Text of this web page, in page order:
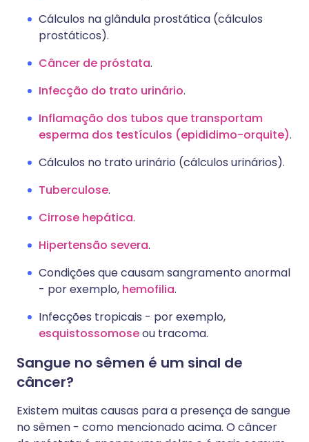
Cálculos na glândula prostática (cálculos
prostáticos).
Câncer de próstata.
Infecção do trato urinário.
Inflamação dos tubos que transportam
esperma dos testículos (epididimo-orquite).
Cálculos no trato urinário (cálculos urinários).
Tuberculose.
Cirrose hepática.
Hipertensão severa.
Condições que causam sangramento anormal
- por exemplo, hemofilia.
Infecções tropicais - por exemplo,
esquistossomoseou tracoma.
Sangue no sêmen é um sinal de
câncer?
Existem muitas causas para a presença de sangue
no sêmen - como mencionado acima. O câncer